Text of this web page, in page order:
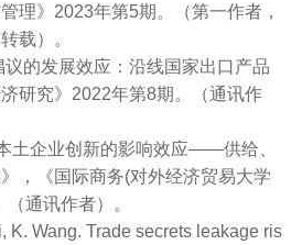
理》2023年第5期。（第一作者，
载）。
议的发展效应：沿线国家出口产品
研究》2022年第8期。（通讯作
土企业创新的影响效应——供给、
，《国际商务(对外经济贸易大学
通讯作者）。
K. Wang. Trade secrets leakage ris